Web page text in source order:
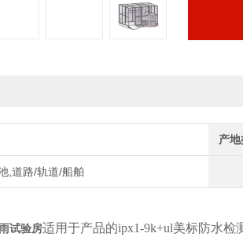
产地
,道路/轨道/船舶
试验房适用于产品的ipx1-9k+ul美标防水检